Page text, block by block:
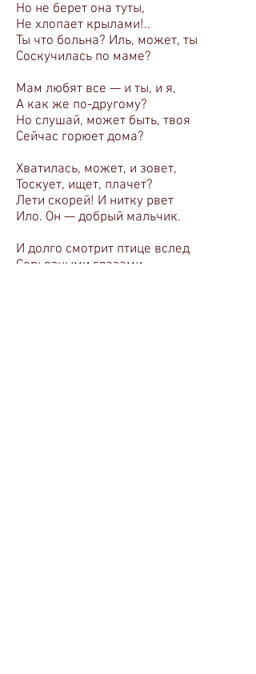
Но не берет она туты,
Не хлопает крылами!..
Ты что больна? Иль, может, ты
Соскучилась по маме?
Мам любят все — и ты, и я,
А как же по-другому?
Но слушай, может быть, твоя
Сейчас горюет дома?
Хватилась, может, и зовет,
Тоскует, ищет, плачет?
Лети скорей! И нитку рвет
Ило. Он — добрый мальчик.
И долго смотрит птице вслед
Серьезными глазами...